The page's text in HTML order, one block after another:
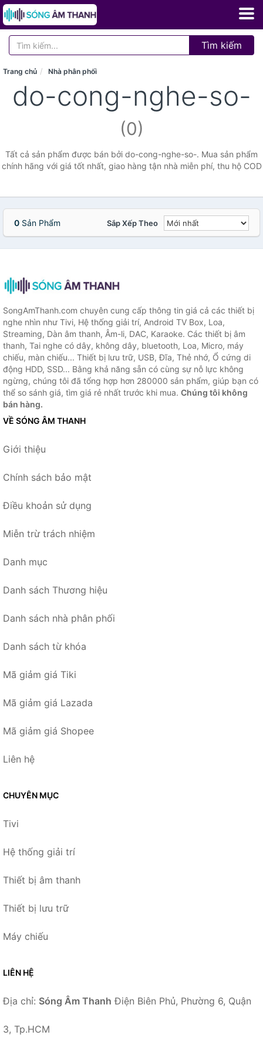
Tìm kiếm
Trang chủ Nhà phân phối
do-cong-nghe-so-
(0)
Tất cả sản phẩm được bán bởi do-cong-nghe-so-. Mua sản phẩm
chính hãng với giá tốt nhất, giao hàng tận nhà miễn phí, thu hộ COD
0 Sản Phẩm Sắp Xếp Theo
SongAmThanh.com chuyên cung cấp thông tin giá cả các thiết bị
nghe nhìn như Tivi, Hệ thống giải trí, Android TV Box, Loa,
Streaming, Dàn âm thanh, Âm-li, DAC, Karaoke. Các thiết bị âm
thanh, Tai nghe có dây, không dây, bluetooth, Loa, Micro, máy
chiếu, màn chiếu... Thiết bị lưu trữ, USB, Đĩa, Thẻ nhớ, Ổ cứng di
động HDD, SSD... Bằng khả năng sẵn có cùng sự nỗ lực không
ngừng, chúng tôi đã tổng hợp hơn 280000 sản phẩm, giúp bạn có
thể so sánh giá, tìm giá rẻ nhất trước khi mua. Chúng tôi không
bán hàng.
VỀ SÓNG ÂM THANH
Giới thiệu
Chính sách bảo mật
Điều khoản sử dụng
Miễn trừ trách nhiệm
Danh mục
Danh sách Thương hiệu
Danh sách nhà phân phối
Danh sách từ khóa
Mã giảm giá Tiki
Mã giảm giá Lazada
Mã giảm giá Shopee
Liên hệ
CHUYÊN MỤC
Tivi
Hệ thống giải trí
Thiết bị âm thanh
Thiết bị lưu trữ
Máy chiếu
LIÊN HỆ
Địa chỉ: Sóng Âm Thanh Điện Biên Phủ, Phường 6, Quận
3, Tp.HCM